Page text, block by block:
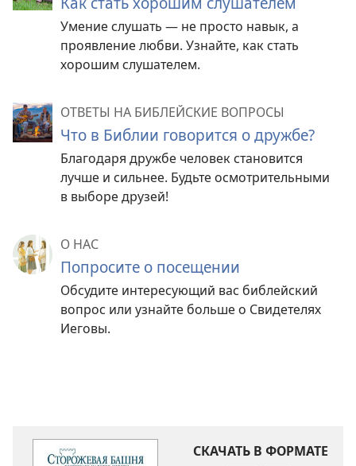
Умение слушать — не просто навык, а
проявление любви. Узнайте, как стать
хорошим слушателем.
ОТВЕТЫ НА БИБЛЕЙСКИЕ ВОПРОСЫ
Что в Библии говорится о дружбе?
Благодаря дружбе человек становится
лучше и сильнее. Будьте осмотрительными
в выборе друзей!
О НАС
Попросите о посещении
Обсудите интересующий вас библейский
вопрос или узнайте больше о Свидетелях
Иеговы.
СКАЧАТЬ В ФОРМАТЕ